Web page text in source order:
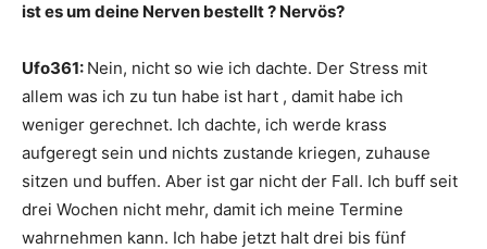
ist es um deine Nerven bestellt ? Nervös?
Ufo361: Nein, nicht so wie ich dachte. Der Stress mit
allem was ich zu tun habe ist hart , damit habe ich
weniger gerechnet. Ich dachte, ich werde krass
aufgeregt sein und nichts zustande kriegen, zuhause
sitzen und buffen. Aber ist gar nicht der Fall. Ich buff seit
drei Wochen nicht mehr, damit ich meine Termine
wahrnehmen kann. Ich habe jetzt halt drei bis fünf